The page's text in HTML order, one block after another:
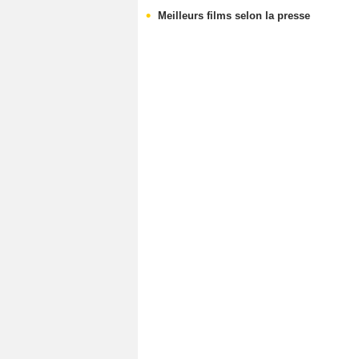
Meilleurs films selon la presse